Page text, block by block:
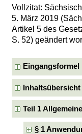
Vollzitat:
5. März 2019
Artikel 5 des
S. 52) geändert
Eingangsformel
Inhaltsübersicht
Teil 1
§ 1